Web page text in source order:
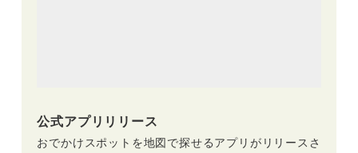
公式アプリリリース
おでかけスポットを地図で探せるアプリがリリースさ